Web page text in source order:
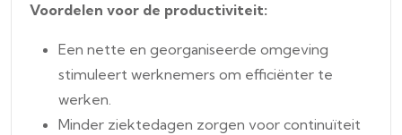
Voordelen voor de productiviteit:
Een nette en georganiseerde omgeving
stimuleert werknemers om efficiënter te
werken.
Minder ziektedagen zorgen voor continuïteit